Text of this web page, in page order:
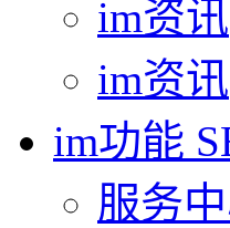
im资讯
im资讯
im功能
服务